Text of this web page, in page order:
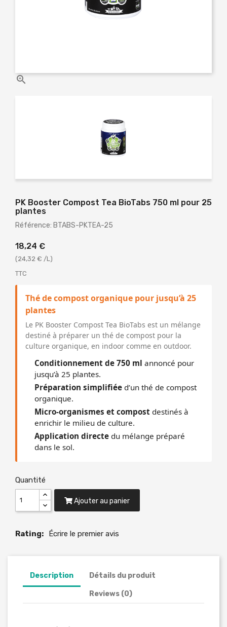

PK Booster Compost Tea BioTabs 750 ml pour 25
plantes
Référence: BTABS-PKTEA-25
18,24 €
(24,32 € /L)
TTC
Thé de compost organique pour jusqu’à 25
plantes
Le PK Booster Compost Tea BioTabs est un mélange
destiné à préparer un thé de compost pour la
culture organique, en indoor comme en outdoor.
Conditionnement de 750 ml annoncé pour
jusqu’à 25 plantes.
Préparation simplifiée d’un thé de compost
organique.
Micro-organismes et compost destinés à
enrichir le milieu de culture.
Application directe du mélange préparé
dans le sol.
Quantité
Ajouter au panier
Rating: Écrire le premier avis
Description Détails du produit
Reviews (0)